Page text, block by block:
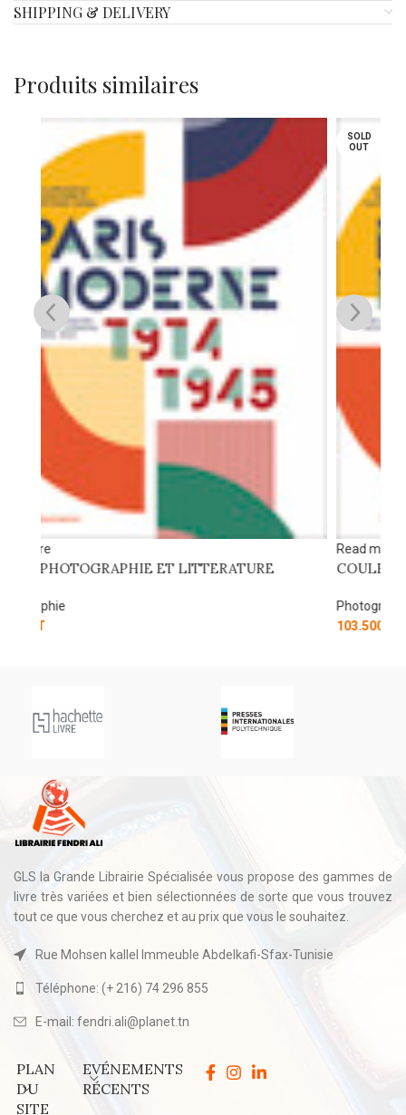
SHIPPING & DELIVERY
Produits similaires
OUT
Read more
COULEURS ET AMBIANCES
Photographie
103.500
GLS la Grande Librairie Spécialisée vous propose des gammes de
livre très variées et bien sélectionnées de sorte que vous trouvez
tout ce que vous cherchez et au prix que vous le souhaitez.
Rue Mohsen kallel Immeuble Abdelkafi-Sfax-Tunisie
Téléphone: (+ 216) 74 296 855
E-mail: fendri.ali@planet.tn
PLAN
DU
SITE
EVÉNEMENTS
RÉCENTS